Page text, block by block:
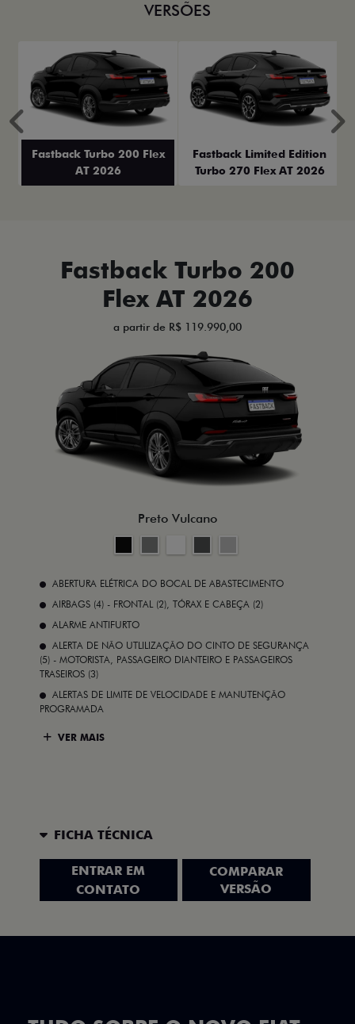
VERSÕES
Fastback Turbo 200 Flex
AT 2026
Fastback Limited Edition
Turbo 270 Flex AT 2026
Anterior
Fastback Turbo 200
Flex AT 2026
a partir de R$ 119.990,00
Preto Vulcano
ABERTURA ELÉTRICA DO BOCAL DE ABASTECIMENTO
AIRBAGS (4) - FRONTAL (2), TÓRAX E CABEÇA (2)
ALARME ANTIFURTO
ALERTA DE NÃO UTLILIZAÇÃO DO CINTO DE SEGURANÇA
(5) - MOTORISTA, PASSAGEIRO DIANTEIRO E PASSAGEIROS
TRASEIROS (3)
ALERTAS DE LIMITE DE VELOCIDADE E MANUTENÇÃO
PROGRAMADA
VER MAIS
FICHA TÉCNICA
ENTRAR EM
CONTATO
COMPARAR
VERSÃO